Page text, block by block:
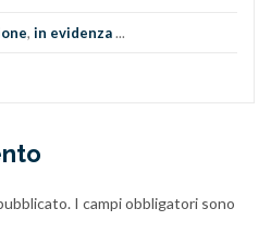
, in evidenza...
I campi obbligatori sono